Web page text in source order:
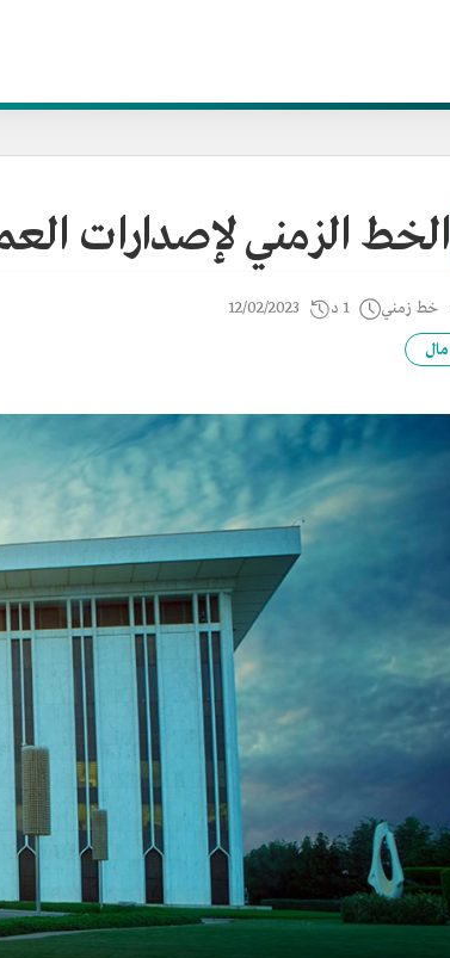
الخط الزمني لإصدارات
خط زمني 1 د 12/02/2023
مال